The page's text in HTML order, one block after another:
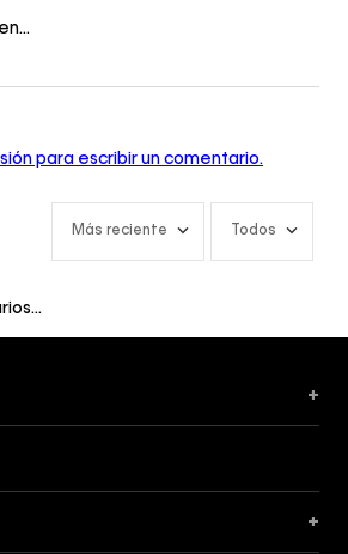
para escribir un comentario.
Más reciente Todos
+
+